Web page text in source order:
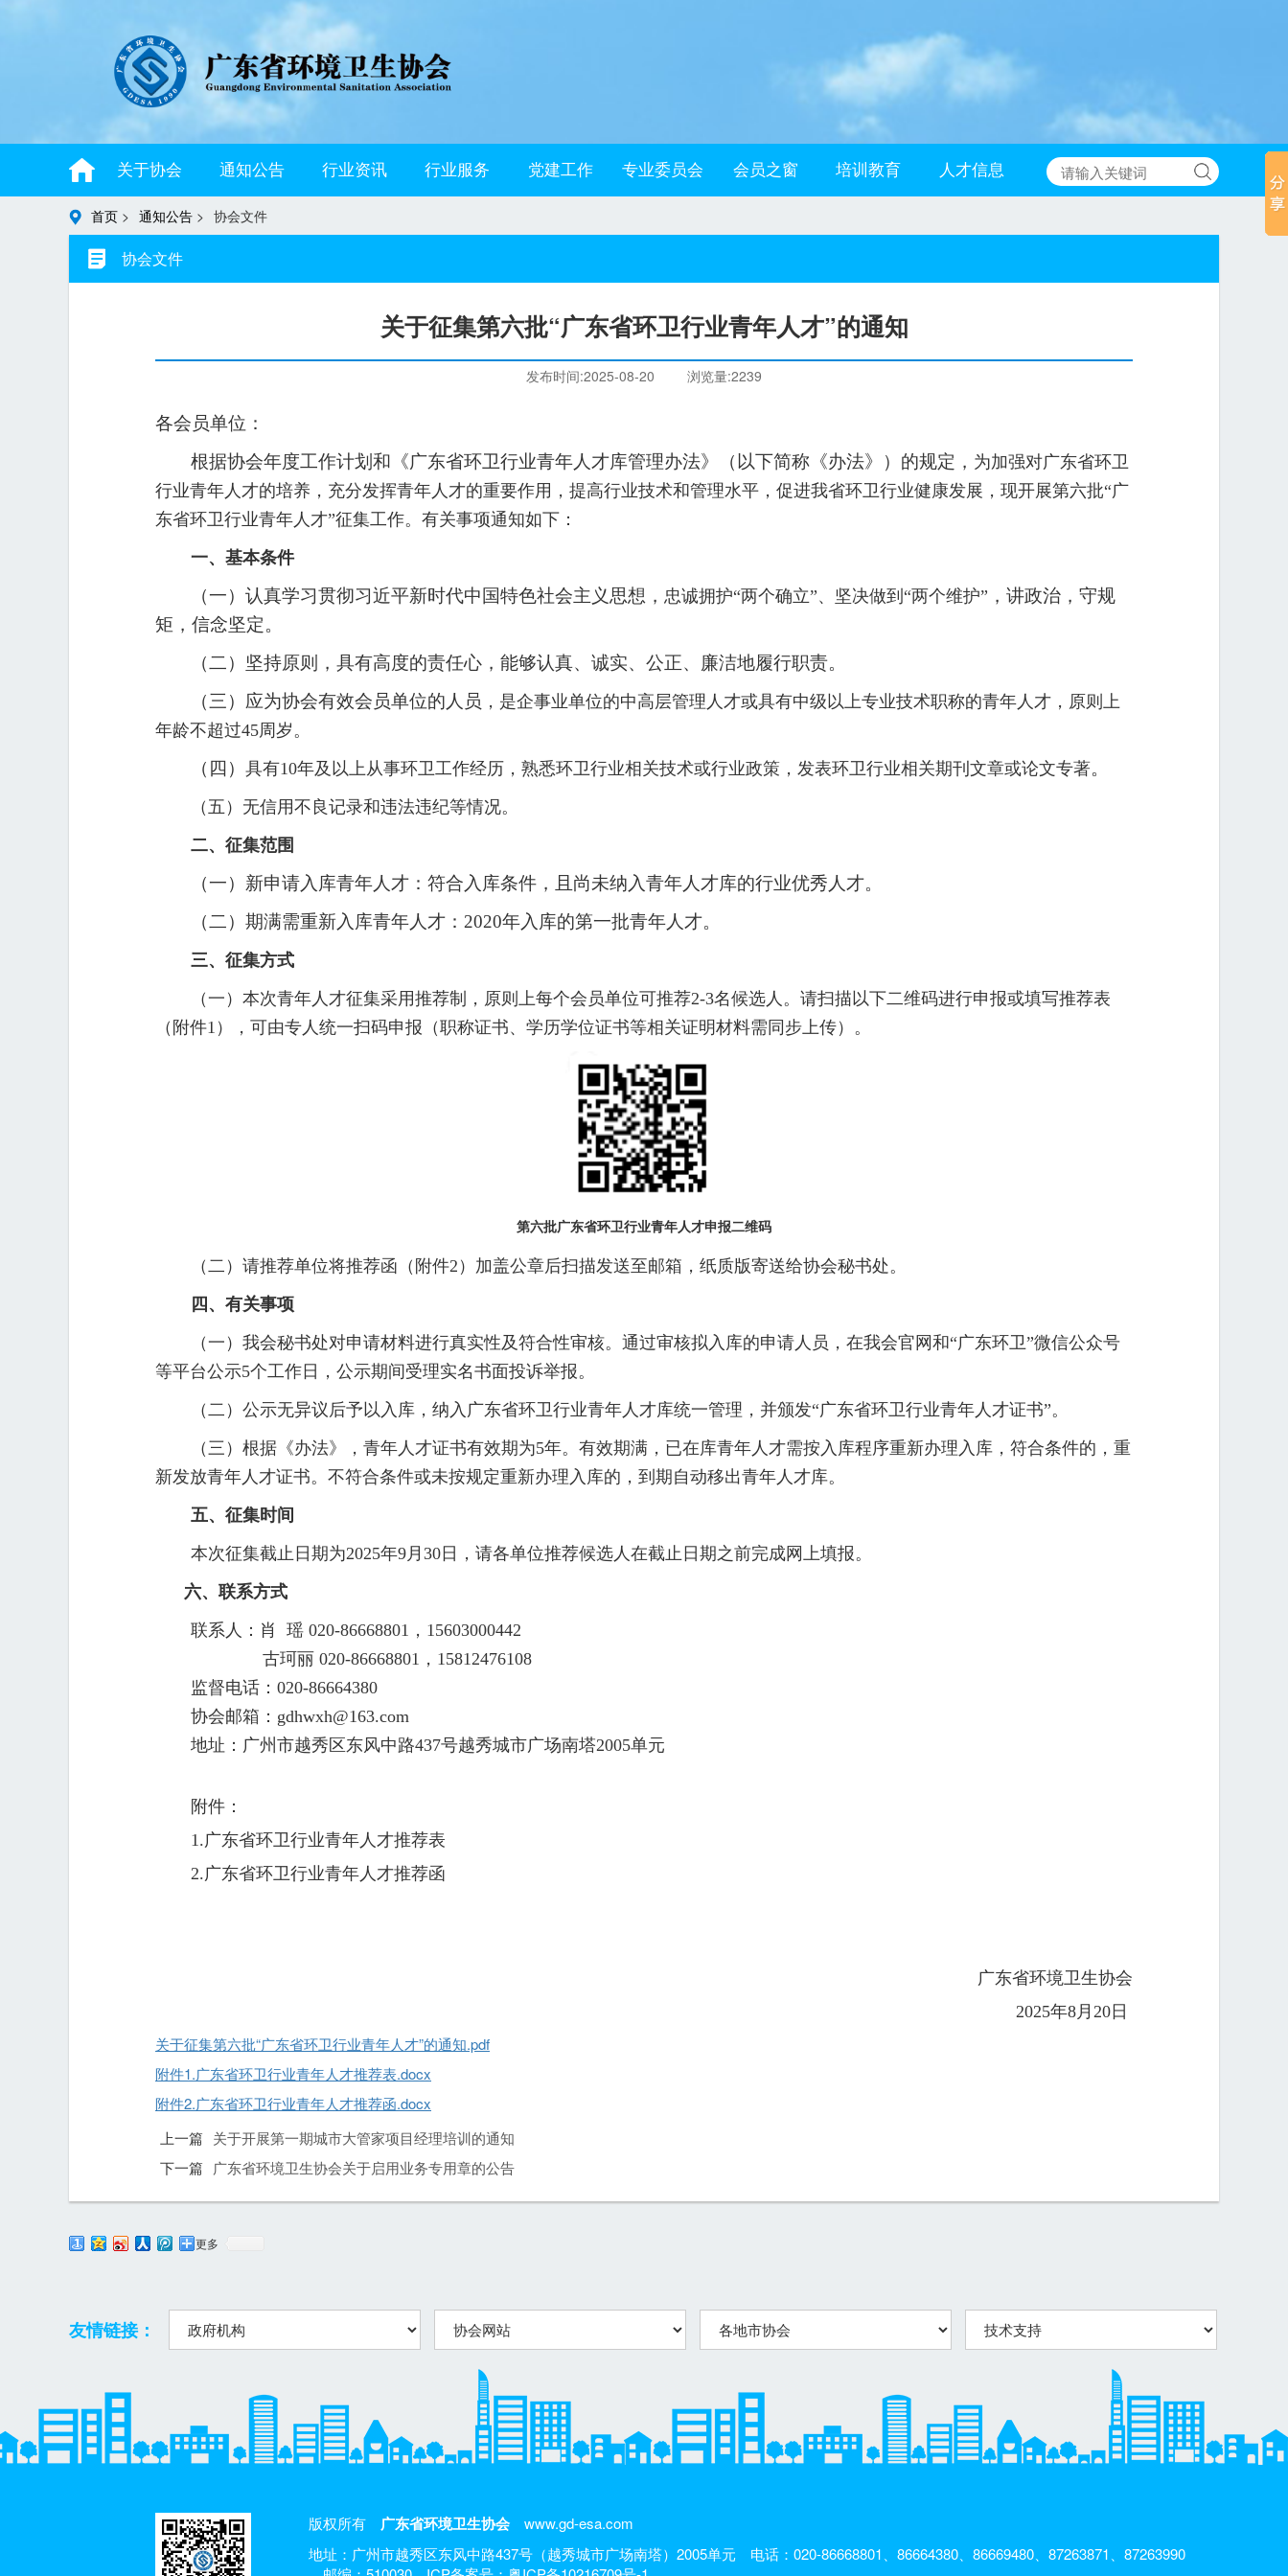
关于协会 通知公告 行业资讯 行业服务 党建工作 专业委员会 会员之窗 培训教育 人才信息
首页 > 通知公告 > 协会文件
协会文件
关于征集第六批“广东省环卫行业青年人才”的通知
发布时间:2025-08-20 浏览量:2239
各会员单位：
根据协会年度工作计划和《广东省环卫行业青年人才库管理办法》（以下简称《办法》）的规定， 为加强对广东省环卫
行业青年人才的培养，充分发挥青年人才的重要作用，提高行业技术和管理水平，促进我省环卫行业健康发展，现开展第六批“广
东省环卫行业青年人才”征集工作。有关事项通知如下：
一、基本条件
（一）认真学习贯彻习近平新时代中国特色社会主义思想， 忠诚拥护“两个确立”、坚决做到“两个维护” ，讲政治，守规
矩，信念坚定。
（二）坚持原则，具有高度的责任心，能够认真、诚实、公正、廉洁地履行职责。
（三）应为协会有效会员单位的人员 ，是企事业单位的中高层管理人才或具有中级以上专业技术职称的青年人才，原则上
年龄不超过45周岁。
（四） 具有10年及以上从事环卫工作经历，熟悉环卫行业相关技术或行业政策，发表环卫行业相关期刊文章或论文专著。
（五）无信用不良记录和违法违纪等情况。
二、征集范围
（一）新申请入库青年人才：符合入库条件，且尚未纳入青年人才库的行业优秀人才。
（二）期满需重新入库青年人才：2020年入库的第一批青年人才。
三、征集方式
（一）本次青年人才征集采用推荐制，原则上每个会员单位可推荐2-3名候选人。请扫描以下二维码进行申报或填写推荐表
（附件1），可由专人统一扫码申报（职称证书、学历学位证书等相关证明材料需同步上传）。
第六批广东省环卫行业青年人才申报二维码
（二）请推荐单位将推荐函（附件2）加盖公章后扫描发送至邮箱，纸质版寄送给协会秘书处。
四、有关事项
（一）我会秘书处对申请材料进行真实性及符合性审核。通过审核拟入库的申请人员，在我会官网和“广东环卫”微信公众号
等平台公示5个工作日，公示期间受理实名书面投诉举报。
（二）公示无异议后予以入库，纳入广东省环卫行业青年人才库统一管理，并颁发“广东省环卫行业青年人才证书”。
（三）根据《办法》，青年人才证书有效期为5年。有效期满，已在库青年人才需按入库程序重新办理入库，符合条件的，重
新发放青年人才证书。不符合条件或未按规定重新办理入库的，到期自动移出青年人才库。
五、征集时间
本次征集截止日期为2025年9月30日，请各单位推荐候选人在截止日期之前完成网上填报。
六、联系方式
联系人：肖 瑶 020-86668801，15603000442
古珂丽 020-86668801，15812476108
监督电话：020-86664380
协会邮箱：gdhwxh@163.com
地址：广州市越秀区东风中路437号越秀城市广场南塔2005单元
附件：
1.广东省环卫行业青年人才推荐表
2.广东省环卫行业青年人才推荐函
广东省环境卫生协会
2025年8月20日
关于征集第六批“广东省环卫行业青年人才”的通知.pdf
附件1.广东省环卫行业青年人才推荐表.docx
附件2.广东省环卫行业青年人才推荐函.docx
上一篇 关于开展第一期城市大管家项目经理培训的通知
下一篇
广东省环境卫生协会关于启用业务专用章的公告
更多
友情链接：
版权所有 广东省环境卫生协会
www.gd-esa.com
地址：广州市越秀区东风中路437号（越秀城市广场南塔）2005单元
电话：020-86668801、86664380、86669480、87263871、87263990